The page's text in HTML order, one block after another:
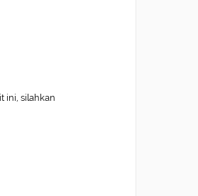
ini, silahkan